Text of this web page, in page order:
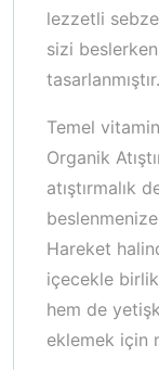
lezzetli
sizi
tasarlanmıştır.
Temel
Organik
atıştırmalık
Hareket
içecekle
hem de
eklemek için